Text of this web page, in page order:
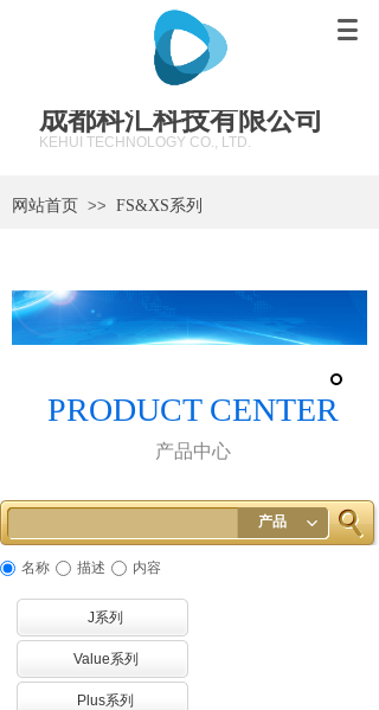
成都科汇科技有限公司
KEHUI TECHNOLOGY CO., LTD.
网站首页 >> FS&XS系列
PRODUCT CENTER
产品中心
产品
名称 描述 内容
J系列
Value系列
Plus系列